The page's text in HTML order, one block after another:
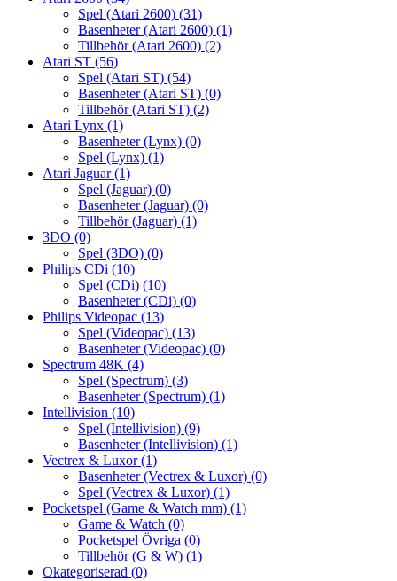
Spel (Atari 2600) (31)
Basenheter (Atari 2600) (1)
Tillbehör (Atari 2600) (2)
Atari ST (56)
Spel (Atari ST) (54)
Basenheter (Atari ST) (0)
Tillbehör (Atari ST) (2)
Atari Lynx (1)
Basenheter (Lynx) (0)
Spel (Lynx) (1)
Atari Jaguar(1)
Spel (Jaguar) (0)
Basenheter (Jaguar) (0)
Tillbehör (Jaguar) (1)
3DO (0)
Spel (3DO) (0)
Philips CDi (10)
Spel (CDi) (10)
Basenheter (CDi) (0)
Philips Videopac (13)
Spel (Videopac) (13)
Basenheter (Videopac) (0)
Spectrum 48K (4)
Spel (Spectrum) (3)
Basenheter (Spectrum) (1)
Intellivision (10)
Spel (Intellivision) (9)
Basenheter (Intellivision) (1)
Vectrex & Luxor(1)
Basenheter (Vectrex & Luxor) (0)
Spel (Vectrex & Luxor) (1)
Pocketspel (Game & Watch mm) (1)
Game & Watch (0)
Pocketspel Övriga (0)
Tillbehör (G & W) (1)
Okategoriserad (0)